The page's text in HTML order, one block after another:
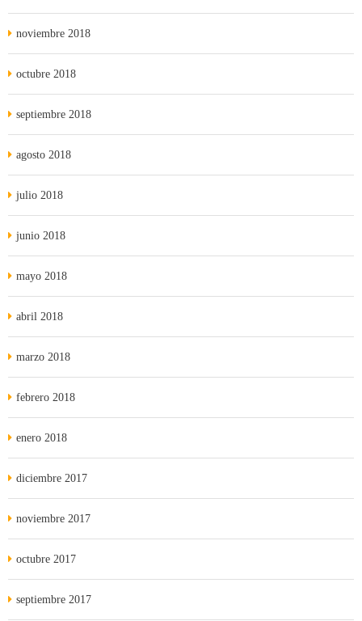
noviembre 2018
octubre 2018
septiembre 2018
agosto 2018
julio 2018
junio 2018
mayo 2018
abril 2018
marzo 2018
febrero 2018
enero 2018
diciembre 2017
noviembre 2017
octubre 2017
septiembre 2017